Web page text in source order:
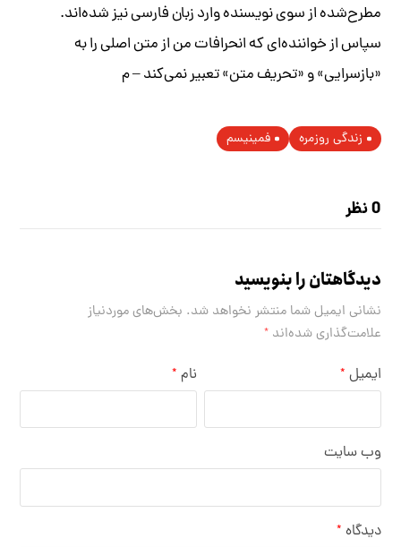
مطرح‌شده از سوی نویسنده وارد زبان فارسی نیز شده‌اند.
سپاس از خواننده‌ای که انحرافات من از متن اصلی را به
«بازسرایی» و «تحریف متن» تعبیر نمی‌کند – م
زندگی روزمره فمینیسم
0 نظر
دیدگاهتان را بنویسید
نشانی ایمیل شما منتشر نخواهد شد. بخش‌های موردنیاز
علامت‌گذاری شده‌اند*
نام * ایمیل *
وب‌ سایت
دیدگاه *